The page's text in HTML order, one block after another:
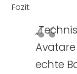
Fazit:
echte